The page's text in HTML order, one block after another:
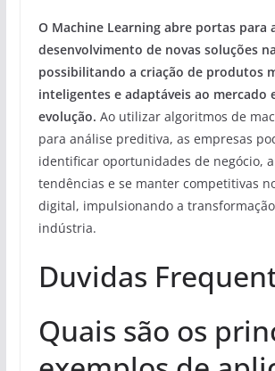
O Machine Learning abre portas para
desenvolvimento de novas soluções
possibilitando a criação de produtos
inteligentes e adaptáveis ao mercado
evolução. Ao utilizar algoritmos de
para análise preditiva, as empresas
identificar oportunidades de negócio,
tendências e se manter competitivas
digital, impulsionando a
indústria.
Duvidas
Quais são os